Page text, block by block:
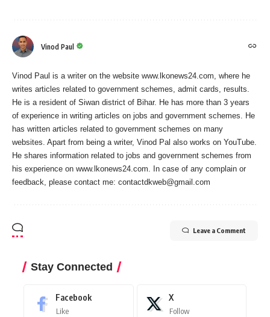
Vinod Paul
Vinod Paul is a writer on the website www.lkonews24.com, where he
writes articles related to government schemes, admit cards, results.
He is a resident of Siwan district of Bihar. He has more than 3 years
of experience in writing articles on jobs and government schemes. He
has written articles related to government schemes on many
websites. Apart from being a writer, Vinod Pal also works on YouTube.
He shares information related to jobs and government schemes from
his experience on www.lkonews24.com. In case of any complain or
feedback, please contact me: contactdkweb@gmail.com
Leave a Comment
Stay Connected
Facebook
Like
X
Follow